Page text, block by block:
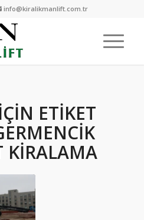
info@kiralikmanlift.com.tr
ETIKET
KIRALAMA